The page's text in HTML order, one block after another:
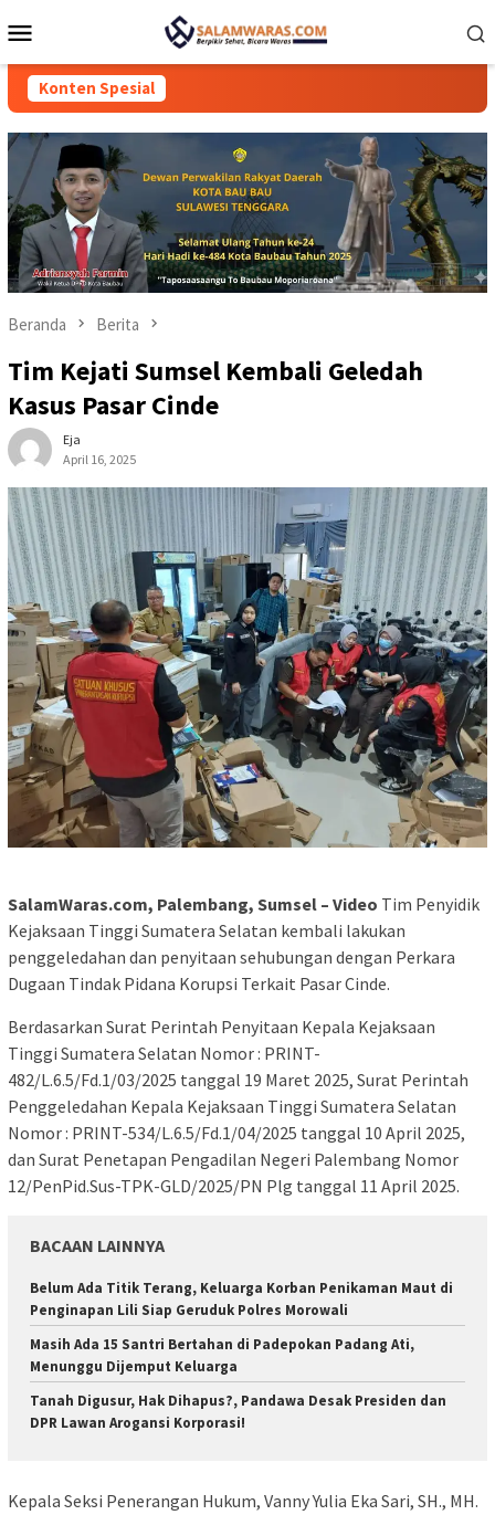
ke
Mobile
Konten Spesial
Beranda Berita
Tim Kejati Sumsel Kembali Geledah
Kasus Pasar Cinde
Eja
April 16, 2025
SalamWaras.com, Palembang, Sumsel – Video Tim Penyidik
Kejaksaan Tinggi Sumatera Selatan kembali lakukan
penggeledahan dan penyitaan sehubungan dengan Perkara
Dugaan Tindak Pidana Korupsi Terkait Pasar Cinde.
Berdasarkan Surat Perintah Penyitaan Kepala Kejaksaan
Tinggi Sumatera Selatan Nomor : PRINT-
482/L.6.5/Fd.1/03/2025 tanggal 19 Maret 2025, Surat Perintah
Penggeledahan Kepala Kejaksaan Tinggi Sumatera Selatan
Nomor : PRINT-534/L.6.5/Fd.1/04/2025 tanggal 10 April 2025,
dan Surat Penetapan Pengadilan Negeri Palembang Nomor
12/PenPid.Sus-TPK-GLD/2025/PN Plg tanggal 11 April 2025.
BACAAN LAINNYA
Belum Ada Titik Terang, Keluarga Korban Penikaman Maut di
Penginapan Lili Siap Geruduk Polres Morowali
Masih Ada 15 Santri Bertahan di Padepokan Padang Ati,
Menunggu Dijemput Keluarga
Tanah Digusur, Hak Dihapus?, Pandawa Desak Presiden dan
DPR Lawan Arogansi Korporasi!
Kepala Seksi Penerangan Hukum, Vanny Yulia Eka Sari, SH., MH.